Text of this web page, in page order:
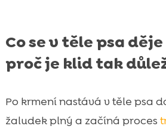
Co se v těle psa
proč je klid tak
Po krmení nastává v těle psa
žaludek plný a začíná proces